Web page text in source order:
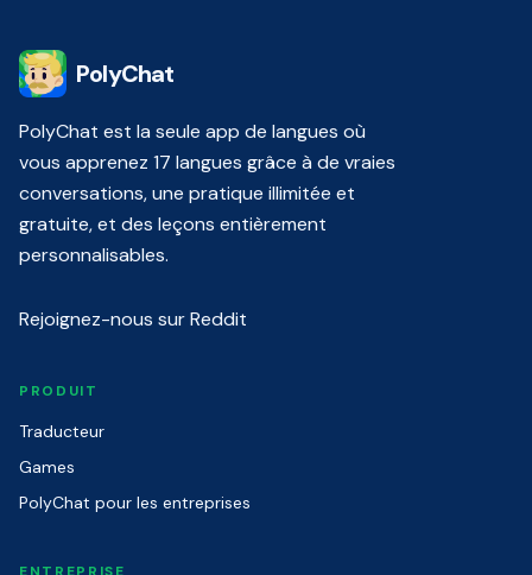
PolyChat
PolyChat est la seule app de langues où
vous apprenez 17 langues grâce à de vraies
conversations, une pratique illimitée et
gratuite, et des leçons entièrement
personnalisables.
Rejoignez-nous sur Reddit
PRODUIT
Traducteur
Games
PolyChat pour les entreprises